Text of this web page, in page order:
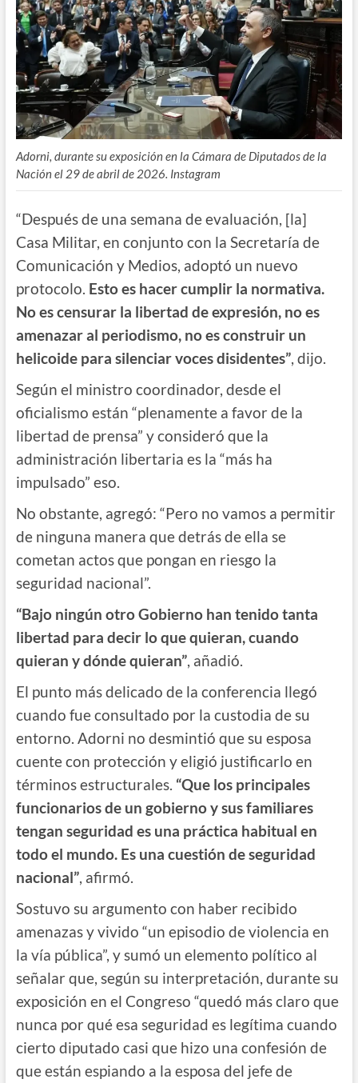
Adorni, durante su exposición en la Cámara de Diputados de la
Nación el 29 de abril de 2026. Instagram
“Después de una semana de evaluación, [la]
Casa Militar, en conjunto con la Secretaría de
Comunicación y Medios, adoptó un nuevo
protocolo. Esto es hacer cumplir la normativa.
No es censurar la libertad de expresión, no es
amenazar al periodismo, no es construir un
helicoide para silenciar voces disidentes”, dijo.
Según el ministro coordinador, desde el
oficialismo están “plenamente a favor de la
libertad de prensa” y consideró que la
administración libertaria es la “más ha
impulsado” eso.
No obstante, agregó: “Pero no vamos a permitir
de ninguna manera que detrás de ella se
cometan actos que pongan en riesgo la
seguridad nacional”.
“Bajo ningún otro Gobierno han tenido tanta
libertad para decir lo que quieran, cuando
quieran y dónde quieran”, añadió.
El punto más delicado de la conferencia llegó
cuando fue consultado por la custodia de su
entorno. Adorni no desmintió que su esposa
cuente con protección y eligió justificarlo en
términos estructurales. “Que los principales
funcionarios de un gobierno y sus familiares
tengan seguridad es una práctica habitual en
todo el mundo. Es una cuestión de seguridad
nacional”, afirmó.
Sostuvo su argumento con haber recibido
amenazas y vivido “un episodio de violencia en
la vía pública”, y sumó un elemento político al
señalar que, según su interpretación, durante su
exposición en el Congreso “quedó más claro que
nunca por qué esa seguridad es legítima cuando
cierto diputado casi que hizo una confesión de
que están espiando a la esposa del jefe de